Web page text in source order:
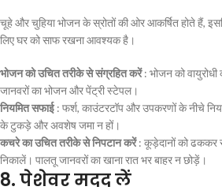
चूहे और चुहिया भोजन के स्रोतों की ओर आकर्षित होते हैं,
लिए घर को साफ रखना आवश्यक है।
भोजन को उचित तरीके से संग्रहित करें: भोजन को
जानवरों का भोजन और पेंट्री स्टेपल।
नियमित सफाई: फर्श, काउंटरटॉप और उपकरणों के नीचे
के टुकड़े और अवशेष जमा न हों।
कचरे का उचित तरीके से निपटान करें: कूड़ेदानों को ढककर
निकालें। पालतू जानवरों का खाना रात भर बाहर न छोड़ें।
8.पेशेवर मदद लें